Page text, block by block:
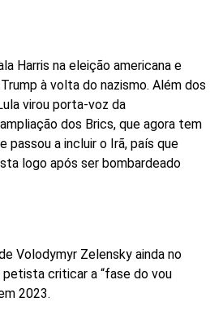
Harris na eleição americana e
à volta do nazismo. Além dos
virou porta-voz da
dos Brics, que agora tem
passou a incluir o Irã, país que
logo após ser bombardeado
Volodymyr Zelensky ainda no
petista criticar a “fase do vou
2023.